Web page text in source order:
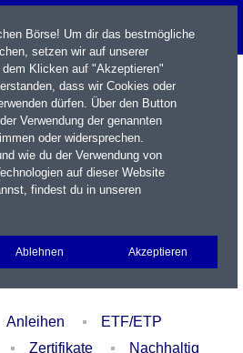
Portfolio Login
Anleihen
ETF/ETP
Zertifikate
Nachhaltig
Börse! Um dir das bestmögliche
setzen wir auf unserer
Klicken auf "Akzeptieren"
dass wir Cookies oder
dürfen. Über den Button
Verwendung der genannten
oder widersprechen.
wie du der Verwendung von
auf dieser Website
findest du in unseren
Ablehnen Akzeptieren